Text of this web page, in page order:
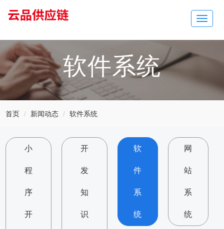
Toggle
软件系统
首页 新闻动态 软件系统
小
程
序
开
开
发
知
识
软
件
系
统
网
站
系
统